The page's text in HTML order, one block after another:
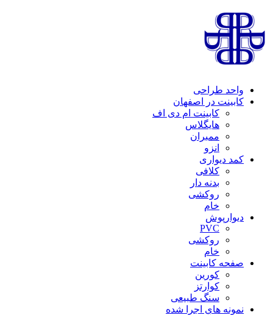
طراحی
در اصفهان
کابینت ام دی اف
هایگلاس
ممبران
دیواری
بدنه دار
روکشی
روکشی
کابینت
سنگ طبیعی
های اجرا شده